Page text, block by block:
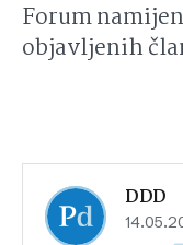
Forum
objavljenih
DDD